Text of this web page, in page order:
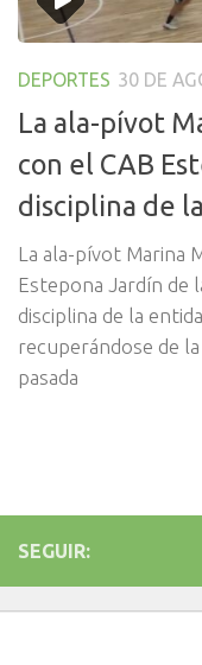
DEPORTES 30 DE
La ala-pívot
con el CAB
disciplina de
La ala-pívot Marina
Estepona Jardín de
disciplina de la
recuperándose de
pasada
SEGUIR: